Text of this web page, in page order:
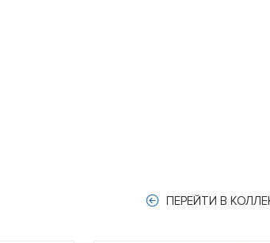
ПЕРЕЙТИ В